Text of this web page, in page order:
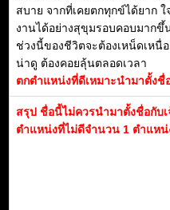
สบาย จากที่เคยตกทุกข์ได้ยาก
งานได้อย่างสุขุมรอบคอบมากขึ้
ช่วงนี้ของชีวิตจะต้องเหน็ดเหนื่
น่าดู ต้องคอยลุ้นตลอดเวลา
ตกตำแหน่งที่ดีเหมาะนำมาตั้งชื่
สรุป ชื่อนี้ไม่ควรนำมาตั้งชื่อกับ
ตำแหน่งที่ไม่ดีจำนวน 1 ตำแห